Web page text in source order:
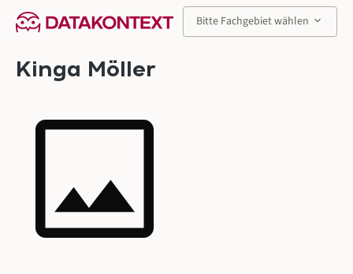
springen Bitte Fachgebiet wählen keyboard_arrow_down
Kinga Möller
image